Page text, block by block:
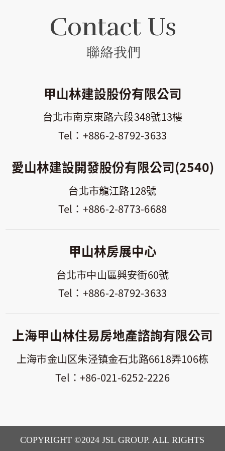
Contact Us
聯絡我們
甲山林建設股份有限公司
台北市南京東路六段348號13樓
+886-2-8792-3633
愛山林建設開發股份有限公司(2540)
台北市龍江路128號
+886-2-8773-6688
甲山林房展中心
台北市中山區興安街60號
+886-2-8792-3633
上海甲山林住易房地產諮詢有限公司
上海市金山区朱泾镇金石北路6618弄106栋
+86-021-6252-2226
COPYRIGHT ©2024 JSL GROUP. ALL RIGHTS